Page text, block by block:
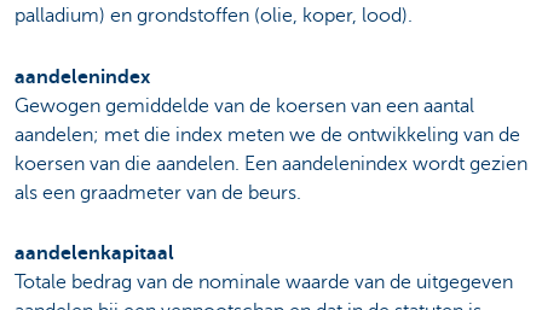
palladium) en grondstoffen (olie, koper, lood).
aandelenindex
Gewogen gemiddelde van de koersen van een aantal
aandelen; met die index meten we de ontwikkeling van de
koersen van die aandelen. Een aandelenindex wordt gezien
als een graadmeter van de beurs.
aandelenkapitaal
Totale bedrag van de nominale waarde van de uitgegeven